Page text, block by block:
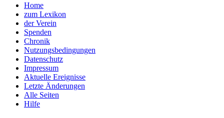
Home
zum Lexikon
der Verein
Spenden
Chronik
Nutzungsbedingungen
Datenschutz
Impressum
Aktuelle Ereignisse
Letzte Änderungen
Alle Seiten
Hilfe